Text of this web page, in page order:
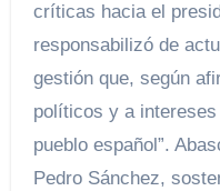
críticas hacia el
responsabilizó de
gestión que, según
políticos y a
pueblo español”.
Pedro Sánchez,